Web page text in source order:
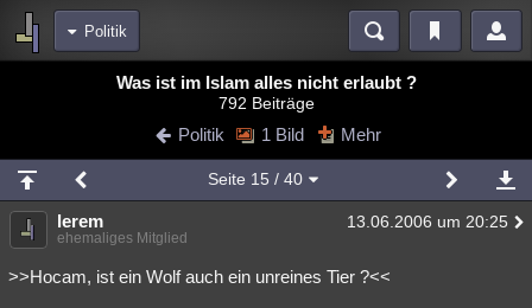
Politik
Blogs Videos
Chat Wiki Neuigkeiten
meine Rubriken
Menschen Mystery Kriminalfälle
Spiritualität Verschwörungen Technologie
Was ist im Islam alles nicht erlaubt ?
792 Beiträge
Politik 1 Bild Mehr
Seite 15 / 40
lerem 13.06.2006 um 20:25
ehemaliges Mitglied
>>Hocam, ist ein Wolf auch ein unreines Tier ?<<